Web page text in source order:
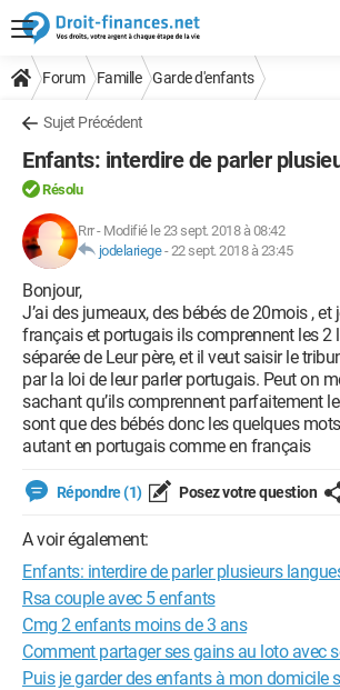
Forum Famille Garde d'enfants
Sujet Précédent
Enfants: interdire de parler
Résolu
Rrr- Modifié le 23 sept. 2018 à 08:42
jodelariege-22 sept. 2018 à 23:45
Bonjour,
J’ai des jumeaux, des bébés de 20mois , et
français et portugais ils comprennent les 2
séparée de Leur père, et il veut saisir le
par la loi de leur parler portugais. Peut on
sachant qu’ils comprennent parfaitement
sont que des bébés donc les quelques
autant en portugais comme en français
Répondre (1) Posez votre question
A voir également:
Enfants: interdire de parler plusieurs
Rsa couple avec 5 enfants
Cmg 2 enfants moins de 3 ans
Comment partager ses gains au loto avec
Puis je garder des enfants à mon domicile